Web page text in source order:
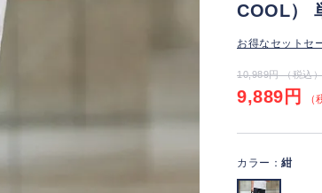
COOL）
お得なセットセ
10,989円 （税込）
9,889円 （
カラー： 紺